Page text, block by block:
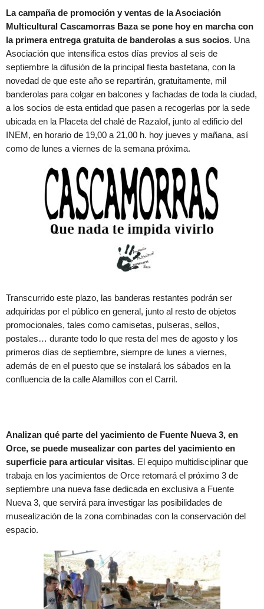
La campaña de promoción y ventas de la Asociación
Multicultural Cascamorras Baza se pone hoy en marcha con
la primera entrega gratuita de banderolas a sus socios. Una
Asociación que intensifica estos días previos al seis de
septiembre la difusión de la principal fiesta bastetana, con la
novedad de que este año se repartirán, gratuitamente, mil
banderolas para colgar en balcones y fachadas de toda la ciudad,
a los socios de esta entidad que pasen a recogerlas por la sede
ubicada en la Placeta del chalé de Razalof, junto al edificio del
INEM, en horario de 19,00 a 21,00 h. hoy jueves y mañana, así
como de lunes a viernes de la semana próxima.
Transcurrido este plazo, las banderas restantes podrán ser
adquiridas por el público en general, junto al resto de objetos
promocionales, tales como camisetas, pulseras, sellos,
postales… durante todo lo que resta del mes de agosto y los
primeros días de septiembre, siempre de lunes a viernes,
además de en el puesto que se instalará los sábados en la
confluencia de la calle Alamillos con el Carril.
Analizan qué parte del yacimiento de Fuente Nueva 3, en
Orce, se puede musealizar con partes del yacimiento en
superficie para articular visitas. El equipo multidisciplinar que
trabaja en los yacimientos de Orce retomará el próximo 3 de
septiembre una nueva fase dedicada en exclusiva a Fuente
Nueva 3, que servirá para investigar las posibilidades de
musealización de la zona combinadas con la conservación del
espacio.